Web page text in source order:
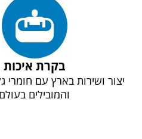
בקרת איכות
יצור ושירות בארץ עם חומרי
והמובילים בעולם